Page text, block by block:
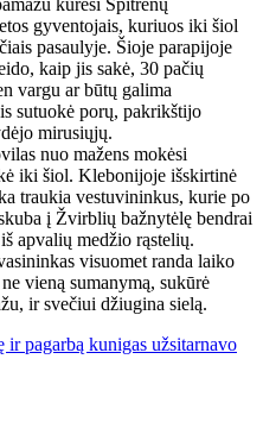
kūrėsi Spitrėnų
gyventojais, kuriuos iki šiol
pasaulyje. Šioje parapijoje
kaip jis sakė, 30 pačių
vargu ar būtų galima
sutuokė porų, pakrikštijo
mirusiųjų.
nuo mažens mokėsi
iki šiol. Klebonijoje išskirtinė
traukia vestuvininkus, kurie po
į Žvirblių bažnytėlę bendrai
apvalių medžio rąstelių.
visuomet randa laiko
vieną sumanymą, sukūrė
ir svečiui džiugina sielą.
pagarbą kunigas užsitarnavo